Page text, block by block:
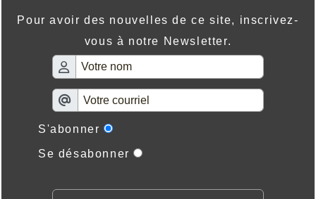
Pour avoir des nouvelles de ce site, inscrivez-
vous à notre Newsletter.
S'abonner
Se désabonner